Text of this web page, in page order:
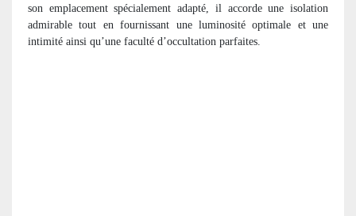
son emplacement spécialement adapté, il accorde une isolation
admirable tout en fournissant une luminosité optimale et une
intimité ainsi qu’une faculté d’occultation parfaites.